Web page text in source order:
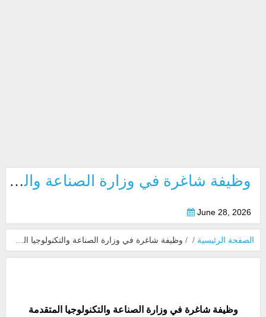
وظيفة شاغرة في وزارة الصناعة والتكنولوجيا المتقدمة بابوظبي 2026
June 28, 2026
الصفحة الرئيسية /
/ وظيفة شاغرة في وزارة الصناعة والتكنولوجيا المتقدمة بابوظبي 2026
وظيفة شاغرة في وزارة الصناعة والتكنولوجيا المتقدمة